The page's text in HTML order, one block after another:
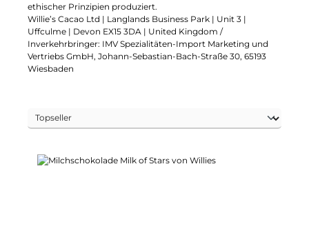
ethischer Prinzipien produziert.
Willie’s Cacao Ltd | Langlands Business Park | Unit 3 |
Uffculme | Devon EX15 3DA | United Kingdom /
Inverkehrbringer: IMV Spezialitäten-Import Marketing und
Vertriebs GmbH, Johann-Sebastian-Bach-Straße 30, 65193
Wiesbaden